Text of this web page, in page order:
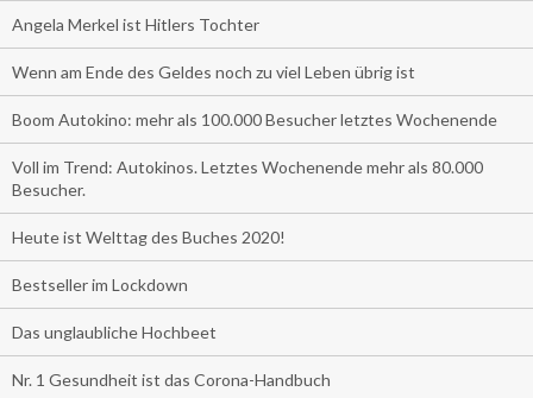
Angela Merkel ist Hitlers Tochter
Wenn am Ende des Geldes noch zu viel Leben übrig ist
Boom Autokino: mehr als 100.000 Besucher letztes Wochenende
Voll im Trend: Autokinos. Letztes Wochenende mehr als 80.000
Besucher.
Heute ist Welttag des Buches 2020!
Bestseller im Lockdown
Das unglaubliche Hochbeet
Nr. 1 Gesundheit ist das Corona-Handbuch